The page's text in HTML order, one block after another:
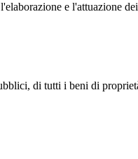
e l'attuazione
di tutti i beni di